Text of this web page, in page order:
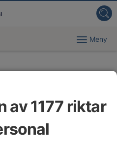
av 1177 riktar
Meny
NAG behöver förhålla
2 (nationell
och datum för